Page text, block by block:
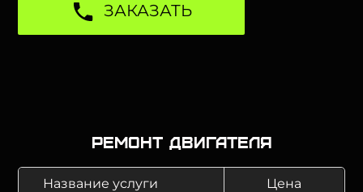
ЗАКАЗАТЬ
Ремонт двигателя
Название услуги Цена